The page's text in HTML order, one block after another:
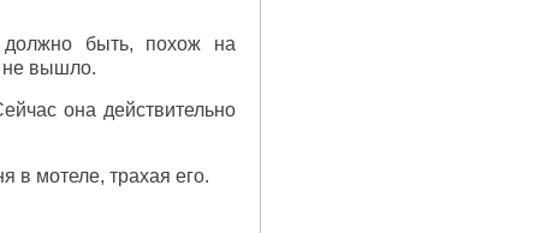
быть, похож на
не вышло.
она действительно
в мотеле, трахая его.